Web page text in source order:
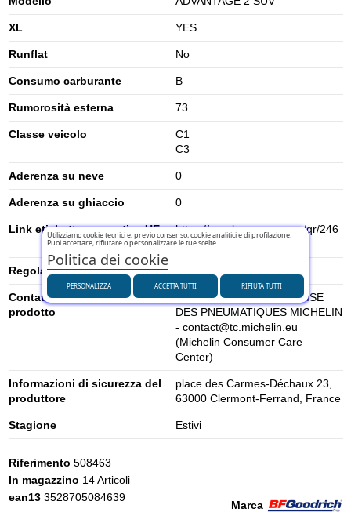
XL YES
Runflat No
Consumo carburante B
Rumorosità esterna 73
Classe veicolo
C1
C3
Aderenza su neve 0
Aderenza su ghiaccio 0
Link etichetta energetica UE
https://eprel.ec.europa.eu/qr/246
4242
Regolamento UE (2020/740)
Contatti per la sicurezza del
prodotto
MANUFACTURE FRANCAISE
DES PNEUMATIQUES MICHELIN
- contact@tc.michelin.eu
(Michelin Consumer Care
Center)
Informazioni di sicurezza del
produttore
place des Carmes-Déchaux 23,
63000 Clermont-Ferrand, France
Stagione Estivi
Marca
Riferimento 508463
In magazzino 14 Articoli
ean13 3528705084639
Utilizziamo cookie tecnici e, previo consenso, cookie analitici e di profilazione.
Puoi accettare, rifiutare o personalizzare le tue scelte.
Politica dei cookie
PERSONALIZZA RIFIUTA TUTTI
ACCETTA TUTTI